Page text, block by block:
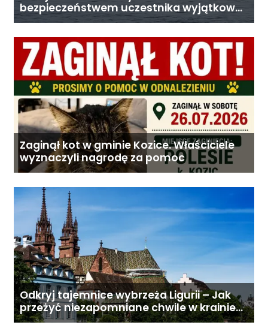
bezpieczeństwem uczestnika wyjątkowej
wyprawy
Zaginął kot w gminie Kozice. Właściciele
wyznaczyli nagrodę za pomoc
Odkryj tajemnice wybrzeża Ligurii – Jak
przeżyć niezapomniane chwile w krainie
pesto i słońca